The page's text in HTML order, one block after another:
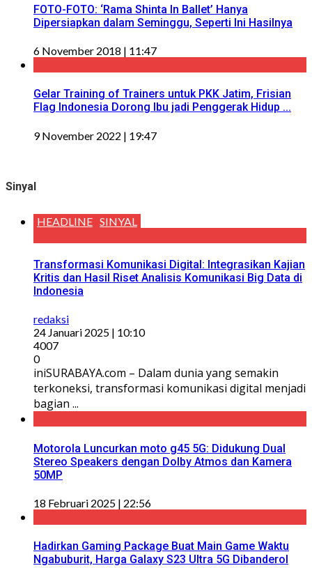
FOTO-FOTO: ‘Rama Shinta In Ballet’ Hanya
Dipersiapkan dalam Seminggu, Seperti Ini Hasilnya
6 November 2018 | 11:47
Gelar Training of Trainers untuk PKK Jatim, Frisian
Flag Indonesia Dorong Ibu jadi Penggerak Hidup ...
9 November 2022 | 19:47
Sinyal
HEADLINE SINYAL
Transformasi Komunikasi Digital: Integrasikan Kajian
Kritis dan Hasil Riset Analisis Komunikasi Big Data di
Indonesia
redaksi
24 Januari 2025 | 10:10
4007
0
iniSURABAYA.com – Dalam dunia yang semakin
terkoneksi, transformasi komunikasi digital menjadi
bagian ...
Motorola Luncurkan moto g45 5G: Didukung Dual
Stereo Speakers dengan Dolby Atmos dan Kamera
50MP
18 Februari 2025 | 22:56
Hadirkan Gaming Package Buat Main Game Waktu
Ngabuburit, Harga Galaxy S23 Ultra 5G Dibanderol